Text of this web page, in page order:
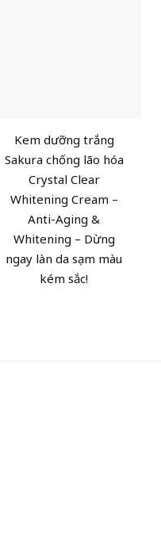
Kem dưỡng trắng
Sakura chống lão hóa
Crystal Clear
Whitening Cream –
Anti-Aging &
Whitening – Dừng
ngay làn da sạm màu
kém sắc!